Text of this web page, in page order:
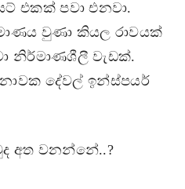
එකක් පවා එනවා.
වුණා කියල රාවයක්
නිර්මාණශීලී වැඩක්.
දේවල් ඉන්ස්පයර්
අත වනන්නේ..?